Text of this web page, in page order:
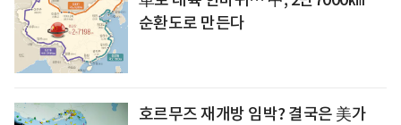
순환도로 만든다
호르무즈 재개방 임박? 결국은 美가